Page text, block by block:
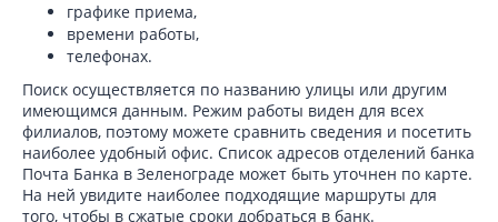
графике приема,
времени работы,
телефонах.
Поиск осуществляется по названию улицы или другим
имеющимся данным. Режим работы виден для всех
филиалов, поэтому можете сравнить сведения и посетить
наиболее удобный офис. Список адресов отделений банка
Почта Банка в Зеленограде может быть уточнен по карте.
На ней увидите наиболее подходящие маршруты для
того, чтобы в сжатые сроки добраться в банк.